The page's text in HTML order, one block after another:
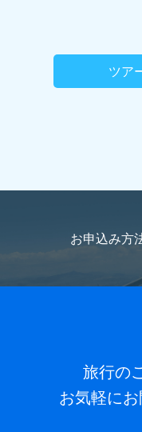
ツア
お申込み方
旅行の
お気軽にお